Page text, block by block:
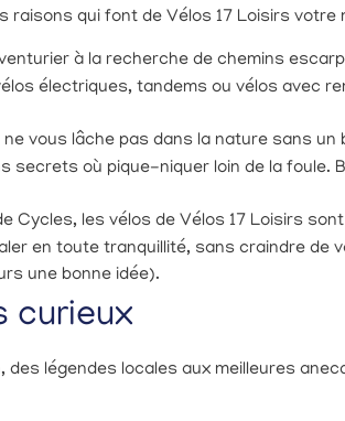
qui font de Vélos 17 Loisirs votre
à la recherche de chemins
électriques, tandems ou vélos
ne vous lâche pas dans la nature sans
où pique-niquer loin de la foule.
Cycles, les vélos de Vélos 17 Loisirs
en toute tranquillité, sans craindre de
une bonne idée).
curieux
des légendes locales aux meilleures